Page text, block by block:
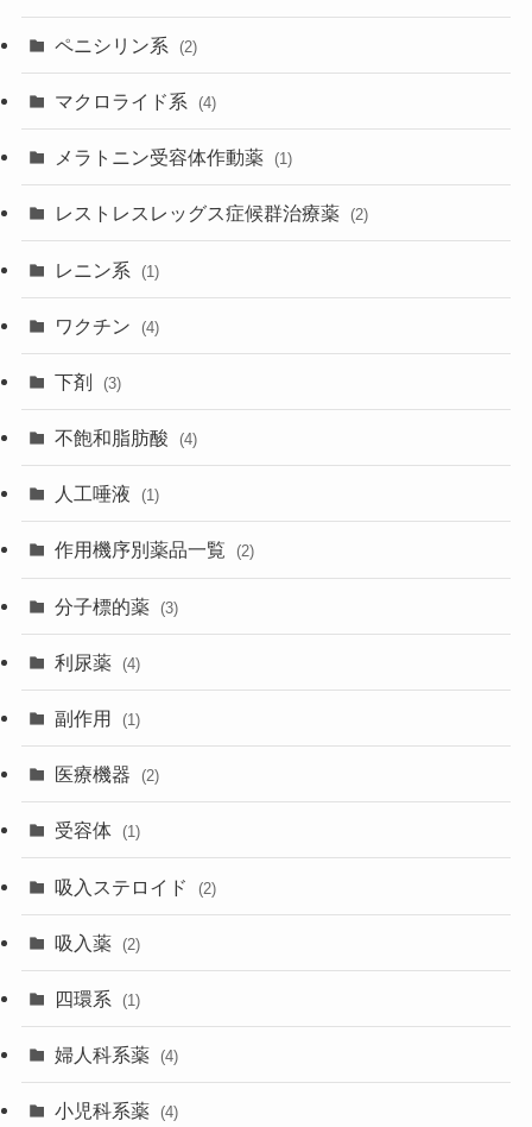
ペニシリン系 (2)
マクロライド系 (4)
メラトニン受容体作動薬 (1)
レストレスレッグス症候群治療薬 (2)
レニン系 (1)
ワクチン (4)
下剤 (3)
不飽和脂肪酸 (4)
人工唾液 (1)
作用機序別薬品一覧 (2)
分子標的薬 (3)
利尿薬 (4)
副作用 (1)
医療機器 (2)
受容体 (1)
吸入ステロイド (2)
吸入薬 (2)
四環系 (1)
婦人科系薬 (4)
小児科系薬 (4)